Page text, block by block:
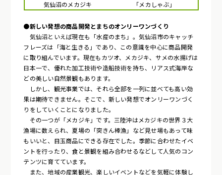
気仙沼のメカジキ
「メカしゃぶ」
●新しい発想の商品開発とまちのオンリーワンづくり
気仙沼といえば現在も「水産のまち」。気仙沼市のキャッチ
フレーズは「海と生きる」であり、この意識を中心に商品開発
に取り組んでいます。現在もカツオ、メカジキ、サメの水揚げは
日本一で、優れた加工技術や造船技術を持ち、リアス式海岸な
どの美しい自然景観もあります。
しかし、観光事業では、それら全部を一列に並べても高い効
果は期待できません。そこで、新しい発想でオンリーワンづく
りをしていくことになりました。
その一つが「メカジキ」です。三陸沖はメカジキの世界３大
漁場に数えられ、夏場の「突きん棒漁」など見せ場もあって味
もいいと、目玉商品にできる存在でした。季節に合わせたイベ
ントを行ったり、食と景観を組み合わせるなどして人気のコン
テンツに育てています。
また、地域の産業観光、楽しいイベントなどを気軽に体験し